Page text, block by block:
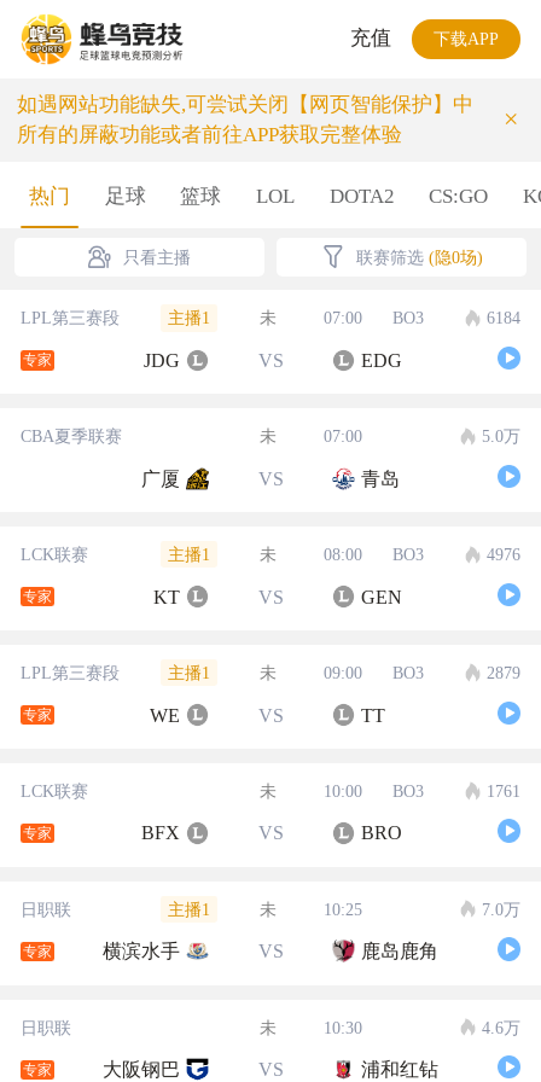
充值 下载APP
如遇网站功能缺失,可尝试关闭【网页智能保护】中
所有的屏蔽功能或者前往APP获取完整体验
×
热门 足球 篮球 LOL DOTA2 CS:GO
只看主播 联赛筛选 (隐0场)
LPL第三赛段 主播1 未 07:00 BO3 6184
专家 JDG VS EDG
CBA夏季联赛 未 07:00 5.0万
广厦 VS 青岛
LCK联赛 主播1 未 08:00 BO3 4976
专家 KT VS GEN
LPL第三赛段 主播1 未 09:00 BO3 2879
专家 WE VS TT
LCK联赛 未 10:00 BO3 1761
专家 BFX VS BRO
日职联 主播1 未 10:25 7.0万
专家 横滨水手 VS 鹿岛鹿角
日职联 未 10:30 4.6万
专家 大阪钢巴 VS 浦和红钻